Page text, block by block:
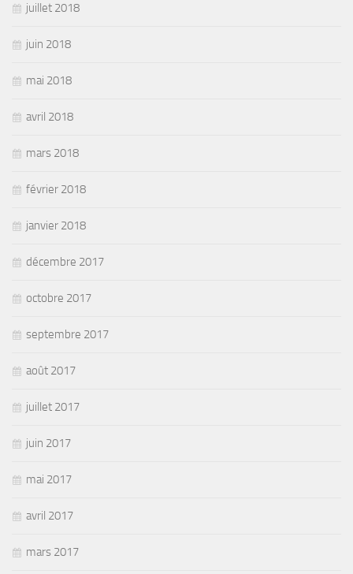
juillet 2018
juin 2018
mai 2018
avril 2018
mars 2018
février 2018
janvier 2018
décembre 2017
octobre 2017
septembre 2017
août 2017
juillet 2017
juin 2017
mai 2017
avril 2017
mars 2017